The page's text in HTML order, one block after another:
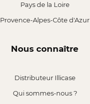
Pays de la Loire
Provence-Alpes-Côte d'Azur
Nous connaître
Distributeur Illicase
Qui sommes-nous ?